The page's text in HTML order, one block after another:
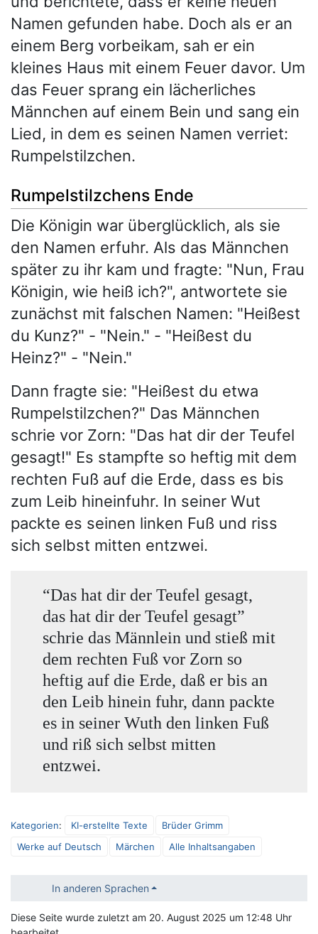
Namen gefunden habe. Doch als er an
einem Berg vorbeikam, sah er ein
kleines Haus mit einem Feuer davor. Um
das Feuer sprang ein lächerliches
Männchen auf einem Bein und sang ein
Lied, in dem es seinen Namen verriet:
Rumpelstilzchen.
Rumpelstilzchens Ende
Die Königin war überglücklich, als sie
den Namen erfuhr. Als das Männchen
später zu ihr kam und fragte: "Nun, Frau
Königin, wie heiß ich?", antwortete sie
zunächst mit falschen Namen: "Heißest
du Kunz?" - "Nein." - "Heißest du
Heinz?" - "Nein."
Dann fragte sie: "Heißest du etwa
Rumpelstilzchen?" Das Männchen
schrie vor Zorn: "Das hat dir der Teufel
gesagt!" Es stampfte so heftig mit dem
rechten Fuß auf die Erde, dass es bis
zum Leib hineinfuhr. In seiner Wut
packte es seinen linken Fuß und riss
sich selbst mitten entzwei.
“Das hat dir der Teufel gesagt,
das hat dir der Teufel gesagt”
schrie das Männlein und stieß mit
dem rechten Fuß vor Zorn so
heftig auf die Erde, daß er bis an
den Leib hinein fuhr, dann packte
es in seiner Wuth den linken Fuß
und riß sich selbst mitten
entzwei.
Kategorien: KI-erstellte Texte
Brüder Grimm
Werke auf Deutsch
Märchen Alle Inhaltsangaben
In anderen Sprachen
Diese Seite wurde zuletzt am 20. August 2025 um 12:48 Uhr